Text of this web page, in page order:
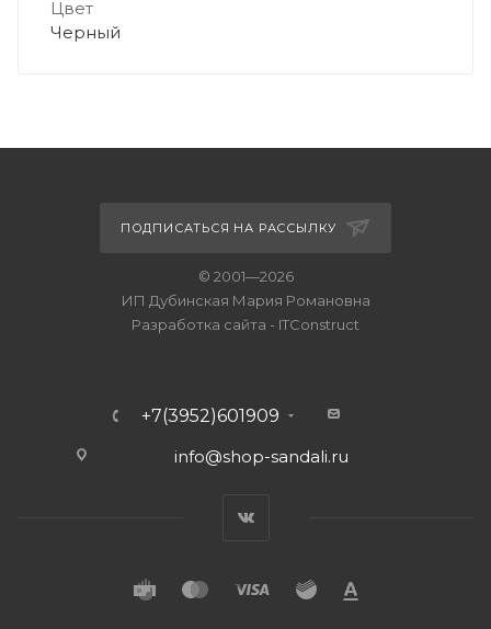
Цвет
Черный
ПОДПИСАТЬСЯ НА РАССЫЛКУ
© 2001—2026
ИП Дубинская Мария Романовна
Разработка сайта - ITConstruct
+7(3952)601909
info@shop-sandali.ru